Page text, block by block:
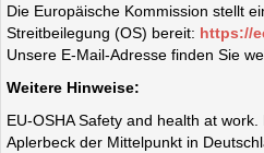
Die Europäische Kommission stellt
Streitbeilegung (OS) bereit: https://
Unsere E-Mail-Adresse finden Sie
Weitere Hinweise:
EU-OSHA Safety and health at
Aplerbeck der Mittelpunkt in